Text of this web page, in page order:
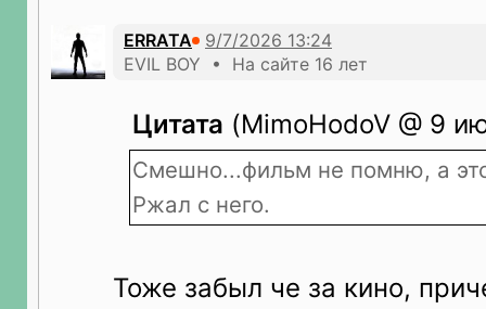
ERRATA
EVIL BOY • На сайте 16 лет
Цитата (MimoHodoV @ 9
Смешно...фильм не помню, а
Ржал с него.
Тоже забыл че за кино,